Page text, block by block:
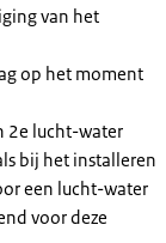
van het
op het moment
2e lucht-water
bij het installeren
een lucht-water
voor deze